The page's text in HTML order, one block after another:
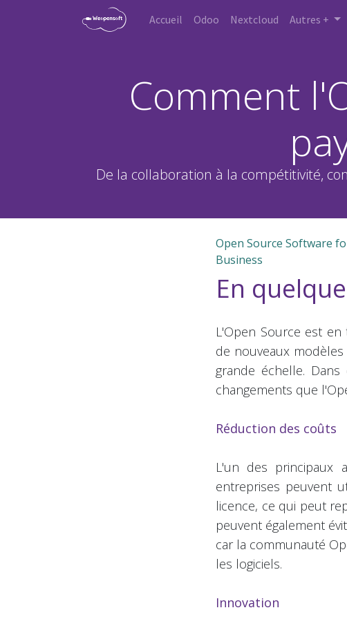
Accueil Odoo Nextcloud Autres +
Comment
De la collaboration à la compétitivité,
Open Source Software
Business
En
L'Open Source est
de nouveaux
grande échelle.
changements que
Réduction des coûts
L'un des principaux
entreprises peuvent
licence, ce qui peut
peuvent également
car la communauté
les logiciels.
Innovation